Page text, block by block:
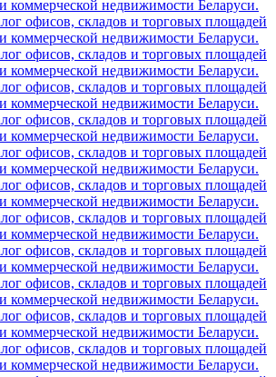
коммерческой недвижимости Беларуси.
офисов, складов и торговых площадей
коммерческой недвижимости Беларуси.
офисов, складов и торговых площадей
коммерческой недвижимости Беларуси.
офисов, складов и торговых площадей
коммерческой недвижимости Беларуси.
офисов, складов и торговых площадей
коммерческой недвижимости Беларуси.
офисов, складов и торговых площадей
коммерческой недвижимости Беларуси.
офисов, складов и торговых площадей
коммерческой недвижимости Беларуси.
офисов, складов и торговых площадей
коммерческой недвижимости Беларуси.
офисов, складов и торговых площадей
коммерческой недвижимости Беларуси.
офисов, складов и торговых площадей
коммерческой недвижимости Беларуси.
офисов, складов и торговых площадей
коммерческой недвижимости Беларуси.
офисов, складов и торговых площадей
коммерческой недвижимости Беларуси.